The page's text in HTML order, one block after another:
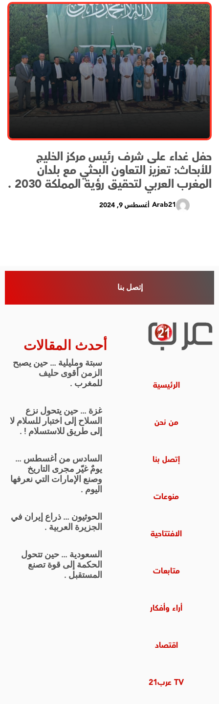
حفل غداء على شرف رئيس مركز الخليج
للأبحاث: تعزيز التعاون البحثي مع بلدان
المغرب العربي لتحقيق رؤية المملكة 2030 .
Arab21 أغسطس 9, 2024
إتصل بنا
الرئيسية
من نحن
إتصل بنا
منوعات
الافتتاحية
متابعات
أراء وأفكار
اقتصاد
TV عرب21
أحدث المقالات
سبتة ومليلية … حين يصبح
الزمن أقوى حليف
للمغرب .
غزة … حين يتحول نزع
السلاح إلى اختبار للسلام لا
إلى طريق للاستسلام ! .
السادس من أغسطس …
يومٌ غيّر مجرى التاريخ
وصنع الإمارات التي نعرفها
اليوم .
الحوثيون … ذراع إيران في
الجزيرة العربية .
السعودية … حين تتحول
الحكمة إلى قوة تصنع
المستقبل .